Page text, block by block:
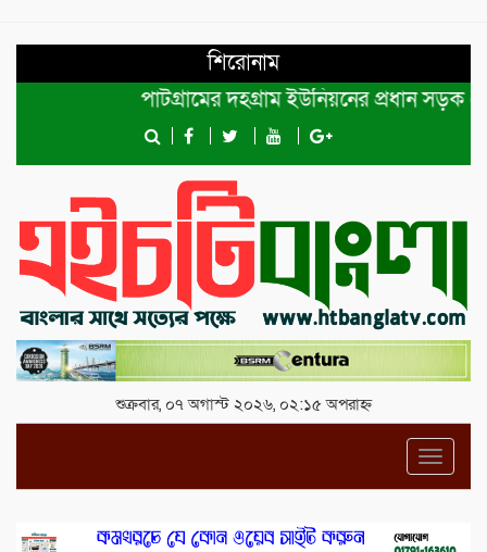
শিরোনাম
পাটগ্রামের দহগ্রাম ইউনিয়নের প্রধান সড়ক ভেঙ্গে
শুক্রবার, ০৭ অগাস্ট ২০২৬, ০২:১৫ অপরাহ্ন